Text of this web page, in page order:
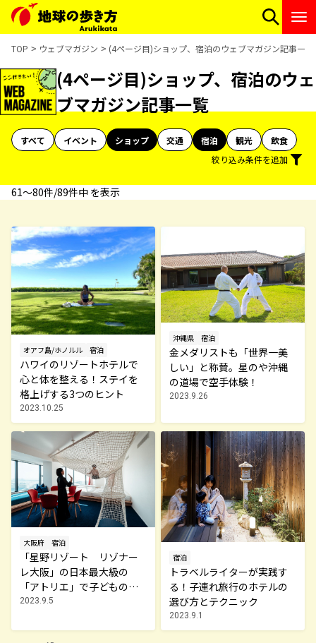
TOP ウェブマガジン (4ページ目)ショップ、宿泊のウェブマガジン記事一覧
(4ページ目)ショップ、宿泊のウェ
ブマガジン記事一覧
すべて イベント ショップ 交通 宿泊 観光
飲食
絞り込み条件を追加
61〜80件/89件中 を表示
オアフ島/ホノルル 宿泊
ハワイのリゾートホテルで
心と体を整える！ステイを
格上げする3つのヒント
2023.10.25
沖縄県 宿泊
金メダリストも「世界一美
しい」と称賛。星のや沖縄
の道場で空手体験！
2023.9.26
大阪府 宿泊
「星野リゾート リゾナー
レ大阪」の日本最大級の
「アトリエ」で子どもの創
造力を育む家族旅
2023.9.5
宿泊
トラベルライターが実践す
る！子連れ旅行のホテルの
選び方とテクニック
2023.9.1